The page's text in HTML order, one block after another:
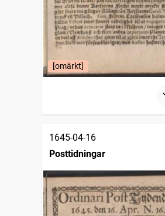
[omärkt]
1645-04-16
Posttidningar